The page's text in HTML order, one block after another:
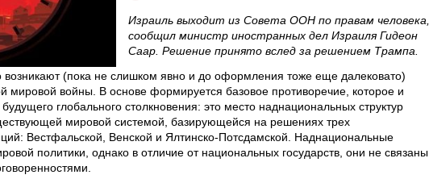
Израиль выходит из Совета ООН по правам человека,
сообщил министр иностранных дел Израиля Гидеон
Саар. Решение принято вслед за решением Трампа.
возникают (пока не слишком явно и до оформления тоже еще далековато)
мировой войны. В основе формируется базовое противоречие, которое и
глобального столкновения: это место наднациональных структур
мировой системой, базирующейся на решениях трех
Вестфальской, Венской и Ялтинско-Потсдамской. Наднациональные
политики, однако в отличие от национальных государств, они не связаны